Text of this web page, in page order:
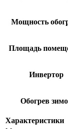
Мощность
Площадь
Инвертор
Обогрев
Характеристики